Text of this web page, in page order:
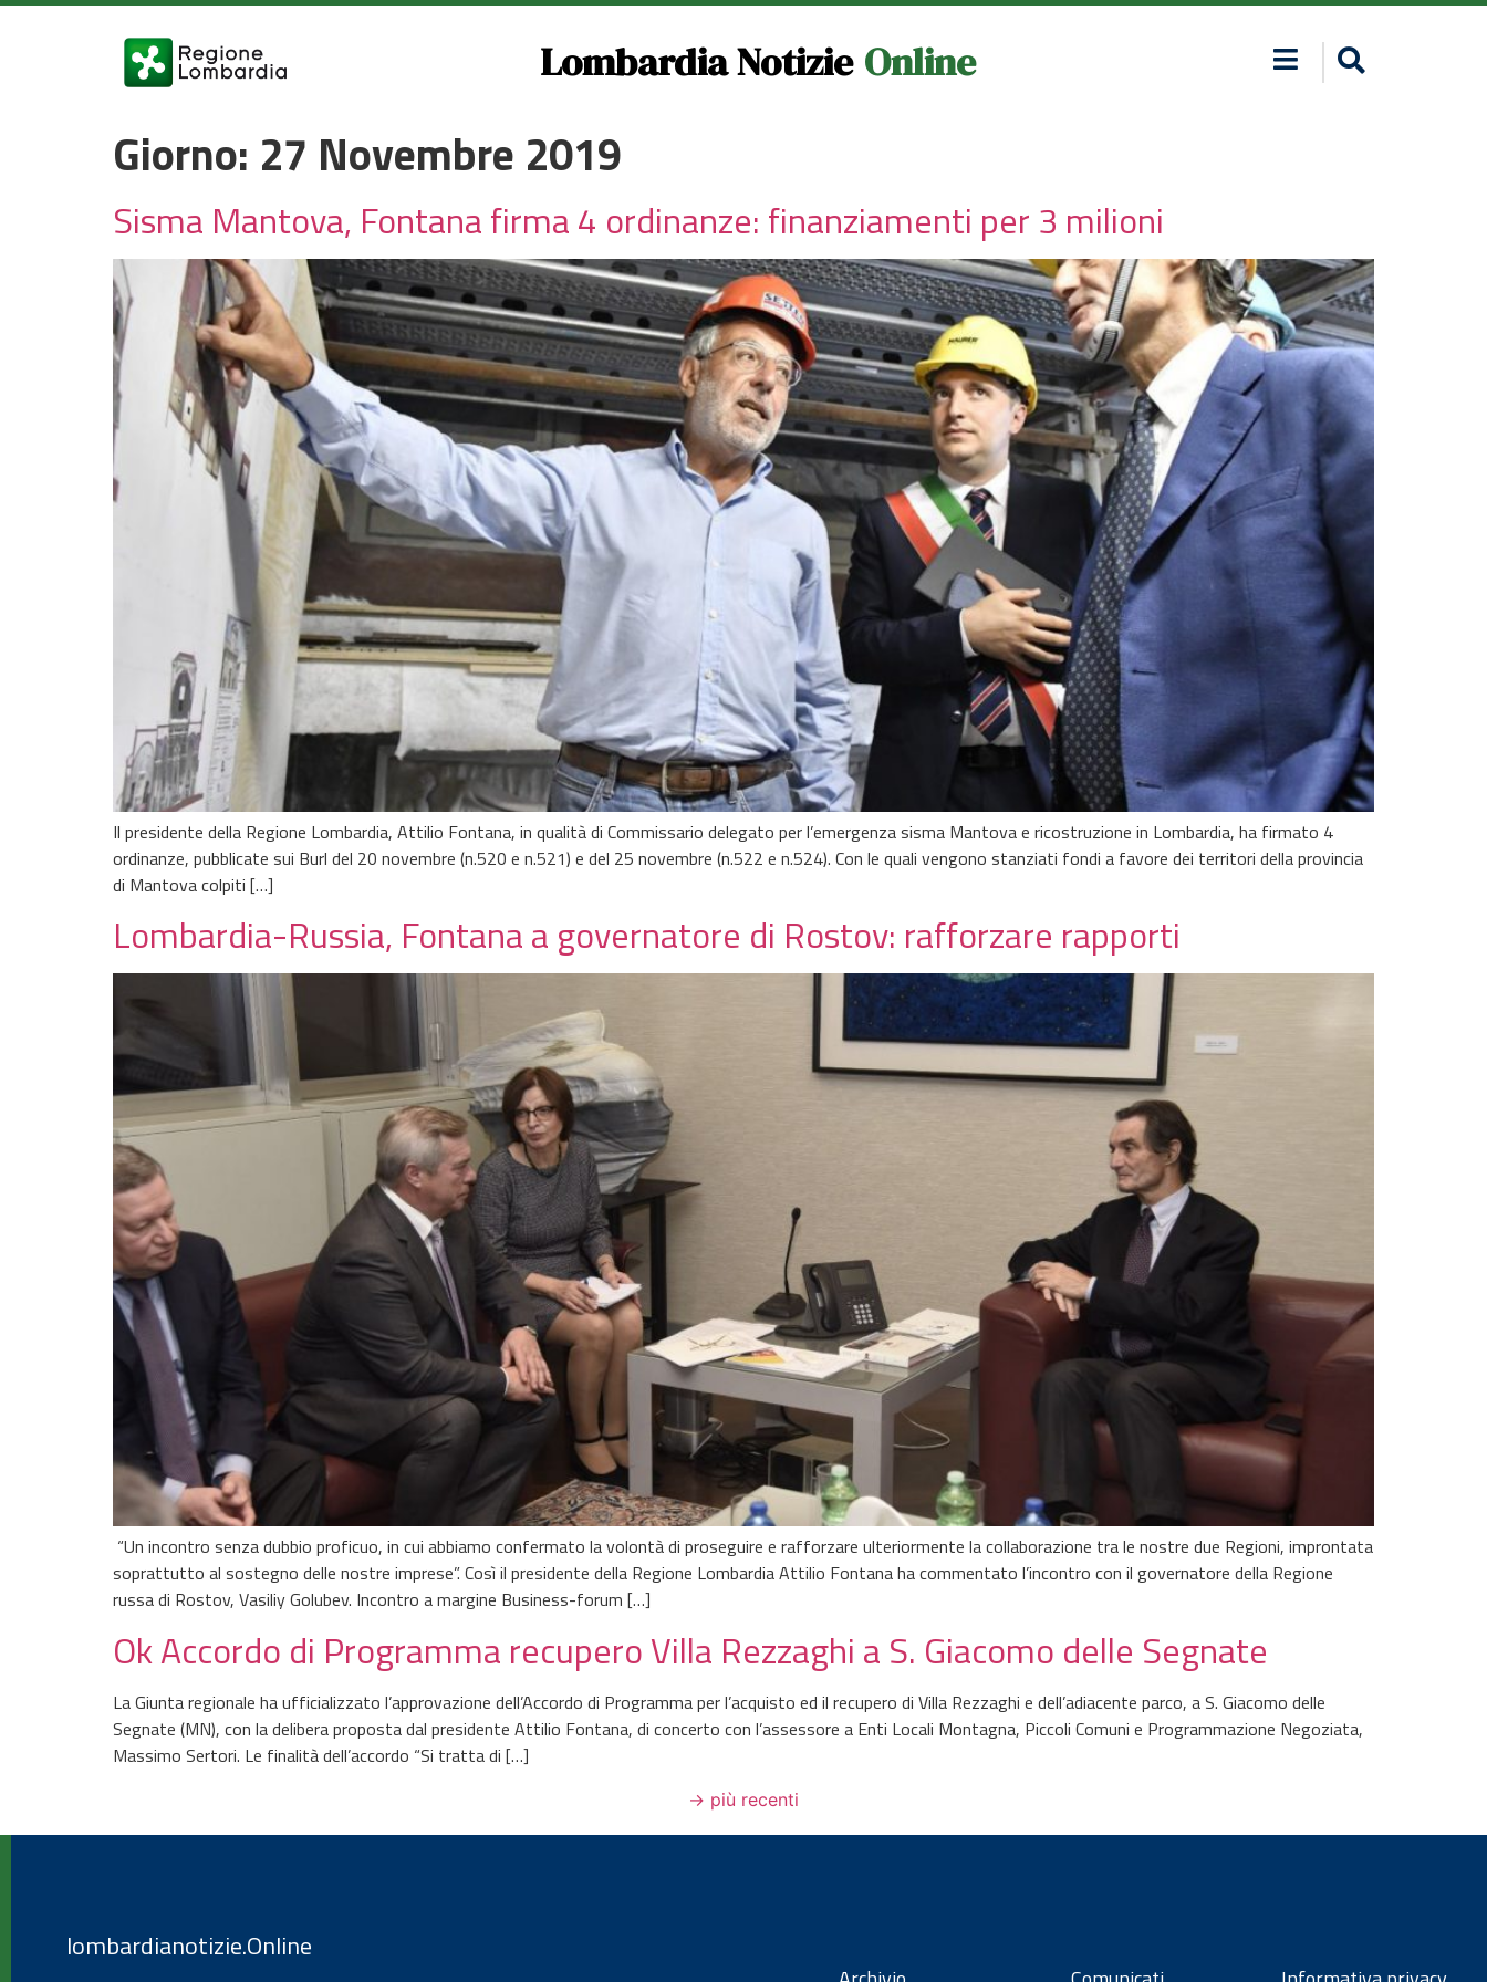
Lombardia Notizie Online
Giorno: 27 Novembre 2019
Sisma Mantova, Fontana firma 4 ordinanze: finanziamenti per 3 milioni
Il presidente della Regione Lombardia, Attilio Fontana, in qualità di Commissario delegato per l’emergenza sisma Mantova e ricostruzione in Lombardia, ha firmato 4
ordinanze, pubblicate sui Burl del 20 novembre (n.520 e n.521) e del 25 novembre (n.522 e n.524). Con le quali vengono stanziati fondi a favore dei territori della provincia
di Mantova colpiti […]
Lombardia-Russia, Fontana a governatore di Rostov: rafforzare rapporti
“Un incontro senza dubbio proficuo, in cui abbiamo confermato la volontà di proseguire e rafforzare ulteriormente la collaborazione tra le nostre due Regioni, improntata
soprattutto al sostegno delle nostre imprese”. Così il presidente della Regione Lombardia Attilio Fontana ha commentato l’incontro con il governatore della Regione
russa di Rostov, Vasiliy Golubev. Incontro a margine Business-forum […]
Ok Accordo di Programma recupero Villa Rezzaghi a S. Giacomo delle Segnate
La Giunta regionale ha ufficializzato l’approvazione dell’Accordo di Programma per l’acquisto ed il recupero di Villa Rezzaghi e dell’adiacente parco, a S. Giacomo delle
Segnate (MN), con la delibera proposta dal presidente Attilio Fontana, di concerto con l’assessore a Enti Locali Montagna, Piccoli Comuni e Programmazione Negoziata,
Massimo Sertori. Le finalità dell’accordo “Si tratta di […]
→ più recenti
lombardianotizie.Online